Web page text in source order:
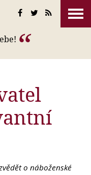
o náboženské